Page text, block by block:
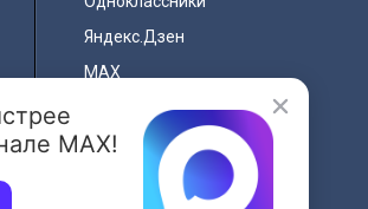
MAX!
Яндекс.Дзен
MAX